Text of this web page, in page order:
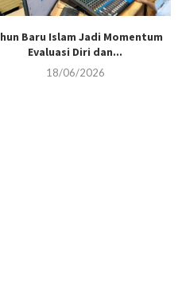
Baru Islam Jadi Momentum
Evaluasi Diri dan...
18/06/2026